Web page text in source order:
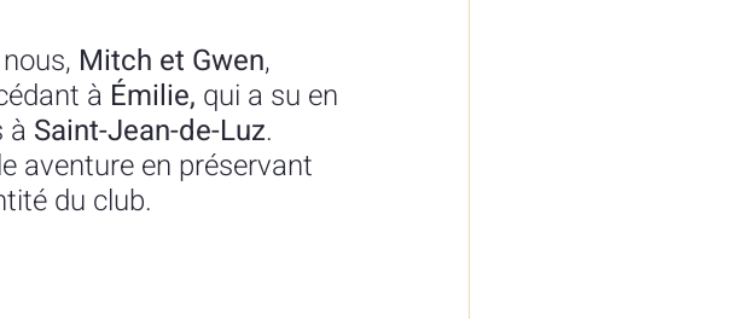
Mitch et Gwen,
à Émilie, qui a su en
à Saint-Jean-de-Luz.
aventure en préservant
du club.